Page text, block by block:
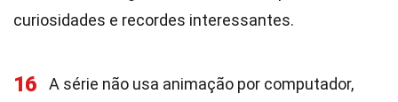
curiosidades e recordes interessantes.
16
A série não usa animação por computador,